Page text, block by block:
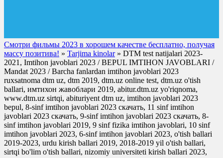
Смотри фильмы 2023 в хорошем качестве бесплатно, получая
массу позитива! » Tarjima kinolar» DTM test natijalari 2023-
2021, Imtihon javoblari 2023 / BEPUL IMTIHON JAVOBLARI /
Mandat 2023 / Barcha fanlardan imtihon javoblari 2023
ruxsatnoma dtm uz, dtm 2019, dtm.uz online test, dtm.uz o'tish
ballari, имтихон жавоблари 2019, abitur.dtm.uz yo'riqnoma,
www.dtm.uz sirtqi, abituriyent dtm uz, imtihon javoblari 2023
bepul, 8-sinf imtihon javoblari 2023 скачать, 11 sinf imtihon
javoblari 2023 скачать, 9-sinf imtihon javoblari 2023 скачать, 8-
sinf imtihon javoblari 2019, 9 sinf fizika imtihon javoblari, 10 sinf
imtihon javoblari 2023, 6-sinf imtihon javoblari 2023, o'tish ballari
2019-2023, urdu kirish ballari 2019, 2018-2019 yil o'tish ballari,
sirtqi bo'lim o'tish ballari, nizomiy universiteti kirish ballari 2023,